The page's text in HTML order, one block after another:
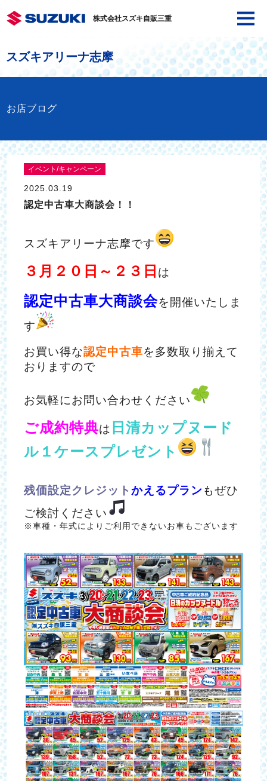
株式会社スズキ自販三重
スズキアリーナ志摩
お店ブログ
イベント/キャンペーン
2025.03.19
認定中古車大商談会！！
スズキアリーナ志摩です
３月２０日～２３日 は
認定中古車大商談会を開催いたしま
す
お買い得な認定中古車を多数取り揃えて
おりますので
お気軽にお問い合わせください
ご成約特典は 日清カップヌード
ル１ケースプレゼント
残価設定クレジットかえるプラン もぜひ
ご検討ください
※車種・年式によりご利用できないお車もございます